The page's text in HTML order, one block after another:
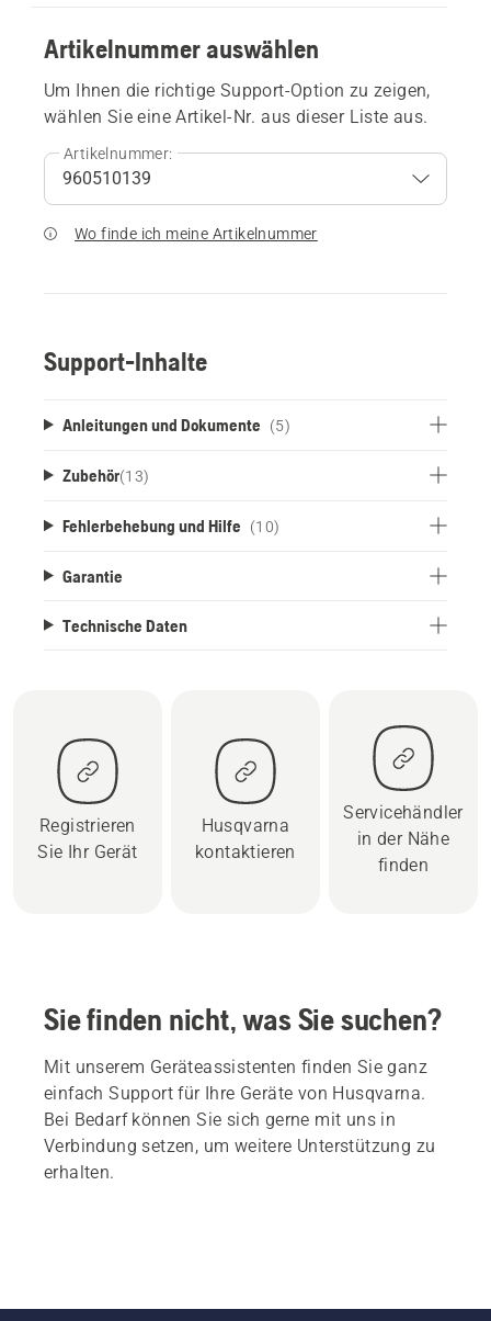
Artikelnummer auswählen
Um Ihnen die richtige Support-Option zu zeigen,
wählen Sie eine Artikel-Nr. aus dieser Liste aus.
Artikelnummer:
Wo finde ich meine Artikelnummer
Support-Inhalte
Anleitungen und Dokumente (5)
Zubehör(13)
Fehlerbehebung und Hilfe (10)
Garantie
Technische Daten
Registrieren
Sie Ihr Gerät
Husqvarna
kontaktieren
Servicehändler
in der Nähe
finden
Sie finden nicht, was Sie suchen?
Mit unserem Geräteassistenten finden Sie ganz
einfach Support für Ihre Geräte von Husqvarna.
Bei Bedarf können Sie sich gerne mit uns in
Verbindung setzen, um weitere Unterstützung zu
erhalten.